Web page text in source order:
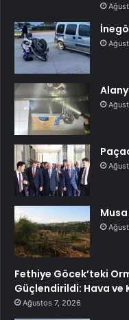
Musa
Fethiye Göcek’teki
Güçlendirildi: Hava ve
Ağustos 7, 2026